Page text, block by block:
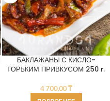
БАКЛАЖАНЫ С КИСЛО-
ГОРЬКИМ ПРИВКУСОМ 250 г.
4 700,00₸